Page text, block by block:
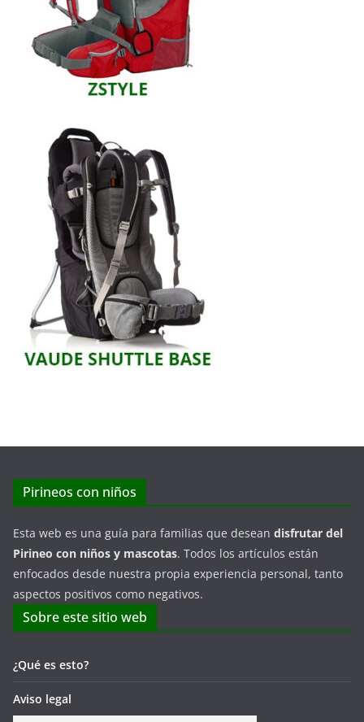
Pirineos con niños
Esta web es una guía para familias que desean disfrutar del
Pirineo con niños y mascotas. Todos los artículos están
enfocados desde nuestra propia experiencia personal, tanto
aspectos positivos como negativos.
Sobre este sitio web
¿Qué es esto?
Aviso legal